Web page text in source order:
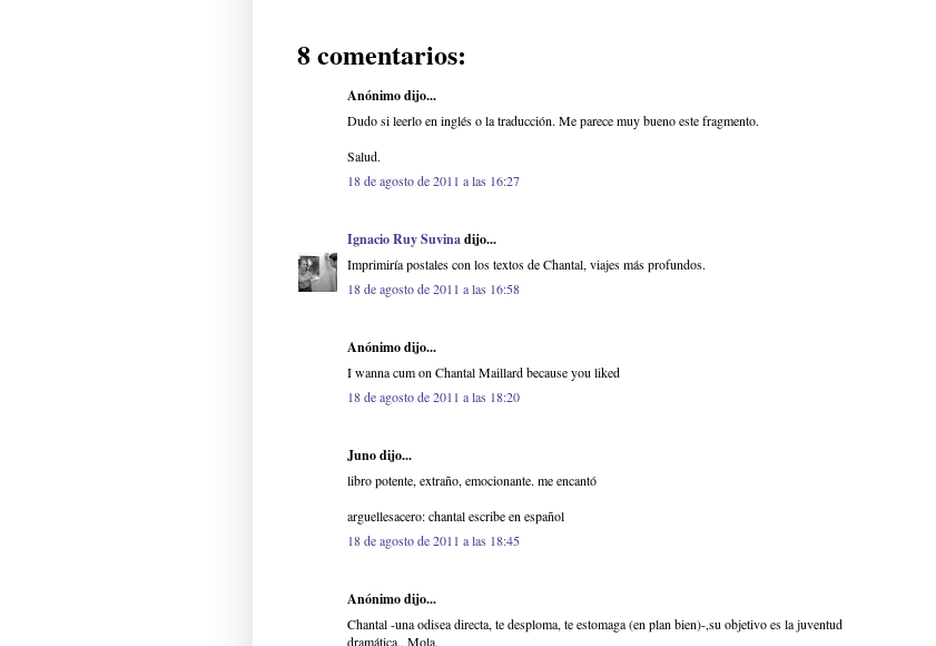
8 comentarios:
Anónimo dijo...
Dudo si leerlo en inglés o la traducción. Me parece muy bueno este fragmento.
Salud.
18 de agosto de 2011 a las 16:27
Ignacio Ruy Suvinadijo...
Imprimiría postales con los textos de Chantal, viajes más profundos.
18 de agosto de 2011 a las 16:58
Anónimo dijo...
I wanna cum on Chantal Maillard because you liked
18 de agosto de 2011 a las 18:20
Juno dijo...
libro potente, extraño, emocionante. me encantó
arguellesacero: chantal escribe en español
18 de agosto de 2011 a las 18:45
Anónimo dijo...
Chantal -una odisea directa, te desploma, te estomaga (en plan bien)-,su objetivo es la juventud
dramática.. Mola.